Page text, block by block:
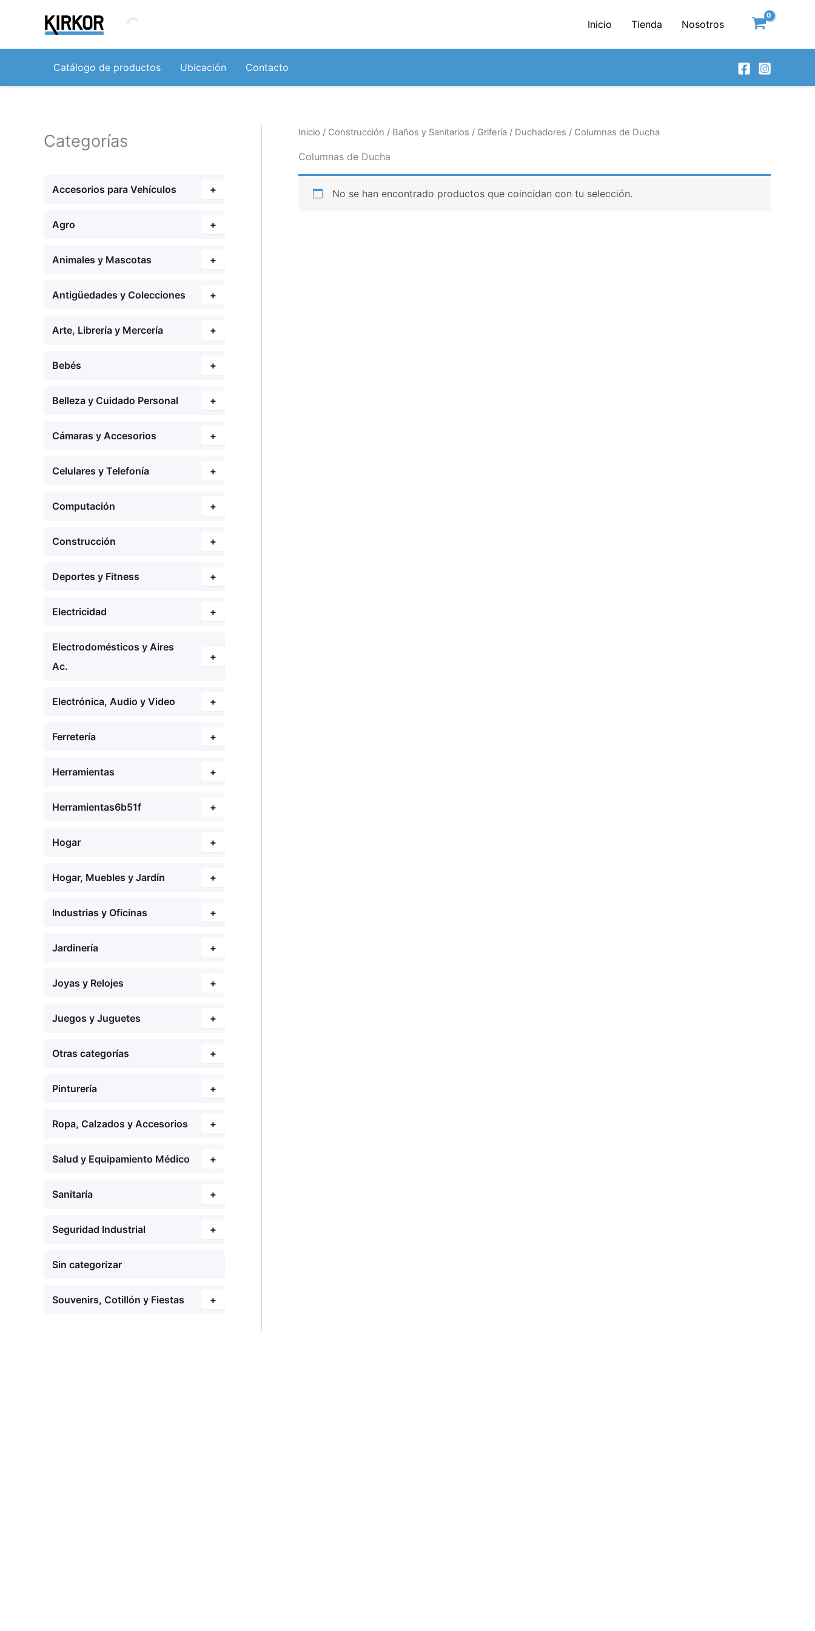
contenido
Inicio Tienda Nosotros
Catálogo de productos Ubicación Contacto
Categorías
Accesorios para Vehículos +
Agro +
Animales y Mascotas +
Antigüedades y Colecciones +
Arte, Librería y Mercería +
Bebés +
Belleza y Cuidado Personal +
Cámaras y Accesorios +
Celulares y Telefonía +
Computación +
Construcción +
Deportes y Fitness +
Electricidad +
Electrodomésticos y Aires
Ac.
+
Electrónica, Audio y Video +
Ferretería +
Herramientas +
Herramientas6b51f +
Hogar +
Hogar, Muebles y Jardín +
Industrias y Oficinas +
Jardinería +
Joyas y Relojes +
Juegos y Juguetes +
Otras categorías +
Pinturería +
Ropa, Calzados y Accesorios +
Salud y Equipamiento Médico +
Sanitaría +
Seguridad Industrial +
Sin categorizar
Souvenirs, Cotillón y Fiestas +
Inicio / Construcción / Baños y Sanitarios / Grifería / Duchadores / Columnas de Ducha
Columnas de Ducha
No se han encontrado productos que coincidan con tu selección.